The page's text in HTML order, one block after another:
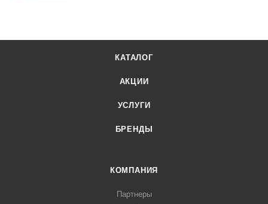
КАТАЛОГ
АКЦИИ
УСЛУГИ
БРЕНДЫ
КОМПАНИЯ
Партнеры